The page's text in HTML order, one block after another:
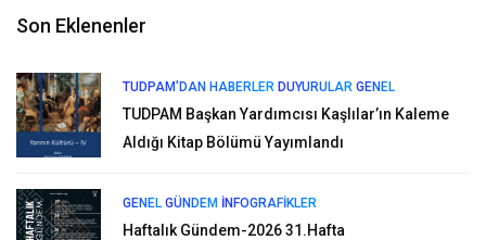
Son Eklenenler
TUDPAM'DAN HABERLER DUYURULAR GENEL
TUDPAM Başkan Yardımcısı Kaşlılar’ın Kaleme
Aldığı Kitap Bölümü Yayımlandı
GENEL GÜNDEM İNFOGRAFIKLER
Haftalık Gündem-2026 31.Hafta